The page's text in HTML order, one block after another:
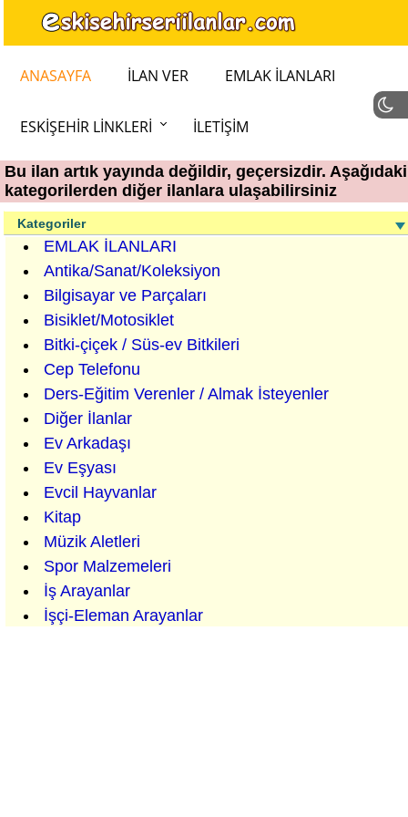
ANASAYFA İLAN VER EMLAK İLANLARI
ESKIŞEHIR LINKLERI İLETIŞIM
Bu ilan artık yayında değildir, geçersizdir. Aşağıdaki
kategorilerden diğer ilanlara ulaşabilirsiniz
Kategoriler
EMLAK İLANLARI
Antika/Sanat/Koleksiyon
Bilgisayar ve Parçaları
Bisiklet/Motosiklet
Bitki-çiçek / Süs-ev Bitkileri
Cep Telefonu
Ders-Eğitim Verenler / Almak İsteyenler
Diğer İlanlar
Ev Arkadaşı
Ev Eşyası
Evcil Hayvanlar
Kitap
Müzik Aletleri
Spor Malzemeleri
İş Arayanlar
İşçi-Eleman Arayanlar